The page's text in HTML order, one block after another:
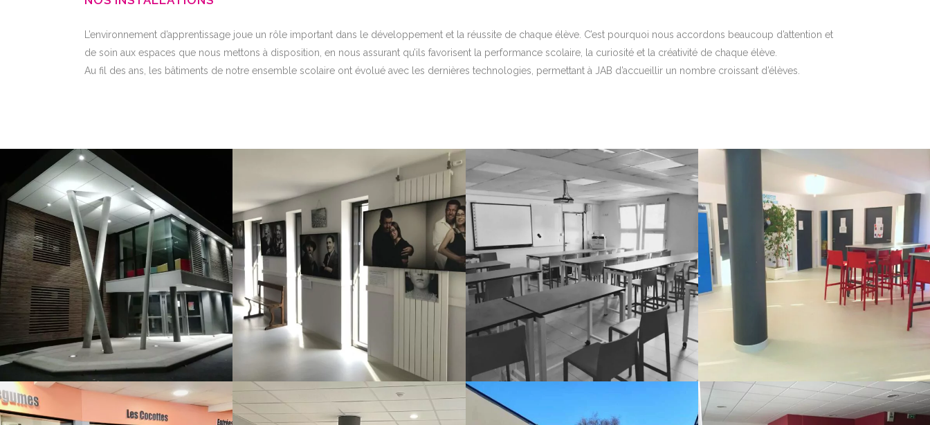
L’environnement d’apprentissage joue un rôle important dans le développement et la réussite de chaque élève. C’est pourquoi nous accordons beaucoup d’attention et
de soin aux espaces que nous mettons à disposition, en nous assurant qu’ils favorisent la performance scolaire, la curiosité et la créativité de chaque élève.
Au fil des ans, les bâtiments de notre ensemble scolaire ont évolué avec les dernières technologies, permettant à JAB d’accueillir un nombre croissant d’élèves.